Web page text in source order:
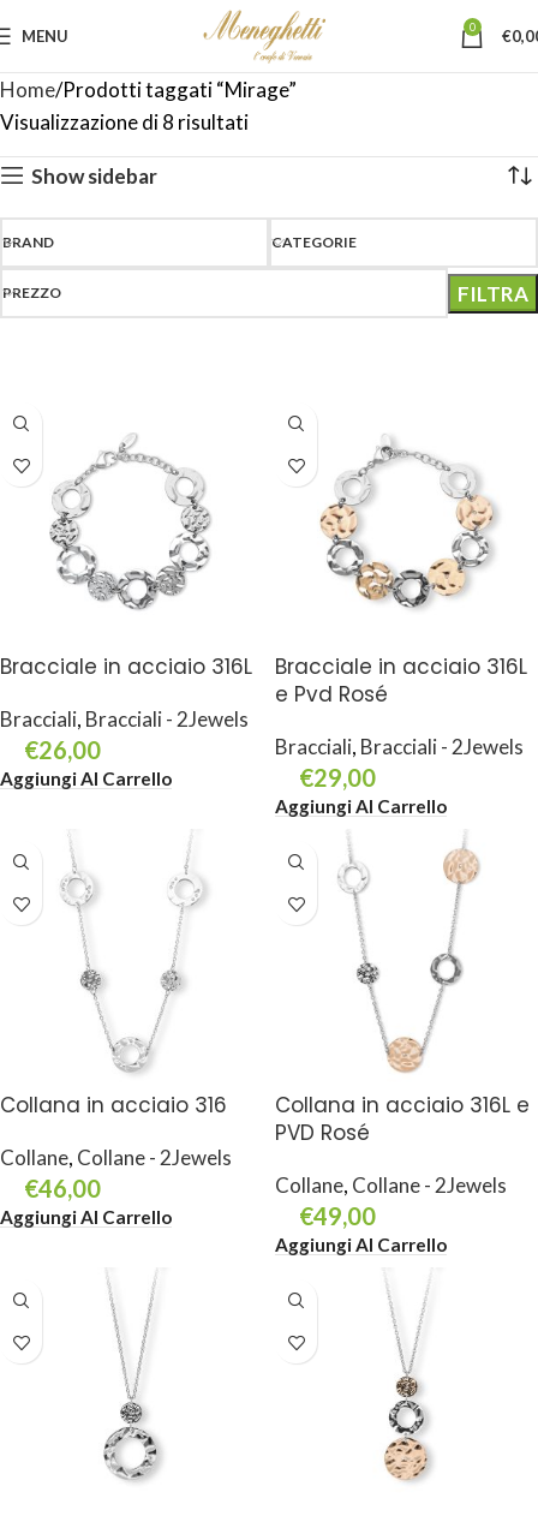
MENU 0 €
Home Prodotti taggati “Mirage”
Visualizzazione di 8 risultati
Show sidebar
BRAND CATEGORIE
PREZZO FILTRA
Bracciale in acciaio 316L
Bracciali, Bracciali - 2Jewels
€26,00
Aggiungi Al Carrello
Bracciale in acciaio 316L
e Pvd Rosé
Bracciali, Bracciali - 2Jewels
€29,00
Aggiungi Al Carrello
Collana in acciaio 316
Collane, Collane - 2Jewels
€46,00
Aggiungi Al Carrello
Collana in acciaio 316L e
PVD Rosé
Collane, Collane - 2Jewels
€49,00
Aggiungi Al Carrello